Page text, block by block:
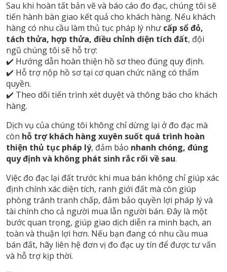
Sau khi hoàn tất bản vẽ và báo cáo đo đạc, chúng tôi sẽ
tiến hành bàn giao kết quả cho khách hàng. Nếu khách
hàng có nhu cầu làm thủ tục pháp lý như cấp sổ đỏ,
tách thửa, hợp thửa, điều chỉnh diện tích đất, đội
ngũ chúng tôi sẽ hỗ trợ:
✔️ Hướng dẫn hoàn thiện hồ sơ theo đúng quy định.
✔️ Hỗ trợ nộp hồ sơ tại cơ quan chức năng có thẩm
quyền.
✔️ Theo dõi tiến trình xét duyệt và thông báo cho khách
hàng.
Dịch vụ của chúng tôi không chỉ dừng lại ở đo đạc mà
còn hỗ trợ khách hàng xuyên suốt quá trình hoàn
thiện thủ tục pháp lý, đảm bảo nhanh chóng, đúng
quy định và không phát sinh rắc rối về sau.
Việc đo đạc lại đất trước khi mua bán không chỉ giúp xác
định chính xác diện tích, ranh giới đất mà còn giúp
phòng tránh tranh chấp, đảm bảo quyền lợi pháp lý và
tài chính cho cả người mua lẫn người bán. Đây là một
bước quan trọng, giúp giao dịch diễn ra minh bạch, an
toàn và thuận lợi hơn. Nếu bạn đang có nhu cầu mua
bán đất, hãy liên hệ đơn vị đo đạc uy tín để được tư vấn
và hỗ trợ kịp thời.